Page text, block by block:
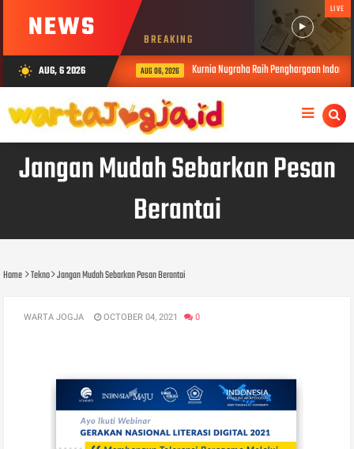
NEWS BREAKING
LIVE
wb_sunny AUG, 6 2026 AUG 06, 2026 Kurnia Nugraha Raih Penghargaan
Jangan Mudah Sebarkan Pesan
Berantai
Home Tekno Jangan Mudah Sebarkan Pesan Berantai
WARTA JOGJA OCTOBER 04, 2021 0